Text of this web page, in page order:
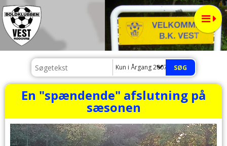
Kun i Årgang 2007 - Blå
En "spændende" afslutning på
sæsonen